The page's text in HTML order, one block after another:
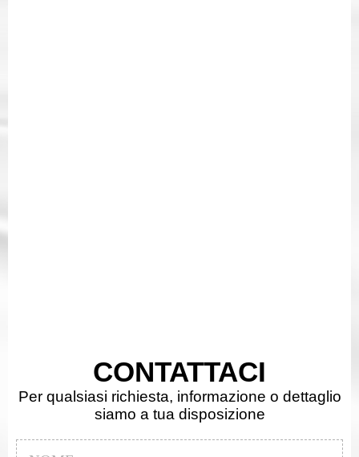
CONTATTACI
Per qualsiasi richiesta, informazione o dettaglio
siamo a tua disposizione
Nome